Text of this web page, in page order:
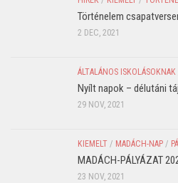
Történelem
2 DEC, 2021
ÁLTALÁNOS ISKOLÁSOKNAK
Nyílt napok – délutáni
29 NOV, 2021
KIEMELT / MADÁCH-NAP /
MADÁCH-PÁLYÁZAT
23 NOV, 2021